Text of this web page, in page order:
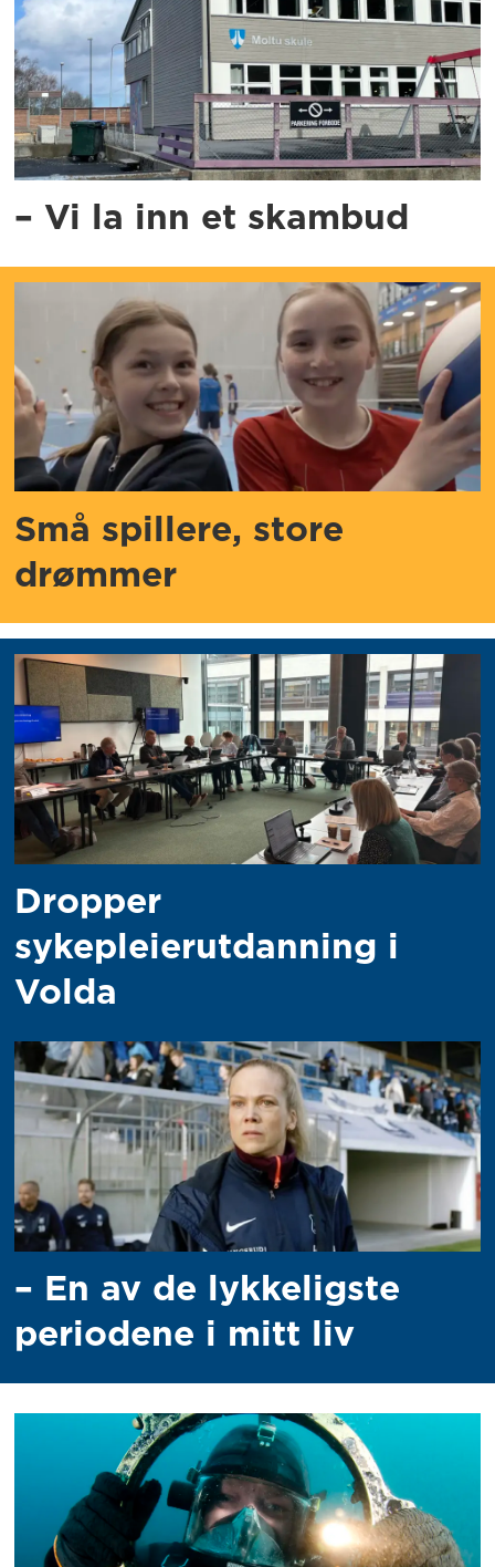
– Vi la inn et skambud
Små spillere, store
drømmer
Dropper
sykepleierutdanning i
Volda
– En av de lykkeligste
periodene i mitt liv